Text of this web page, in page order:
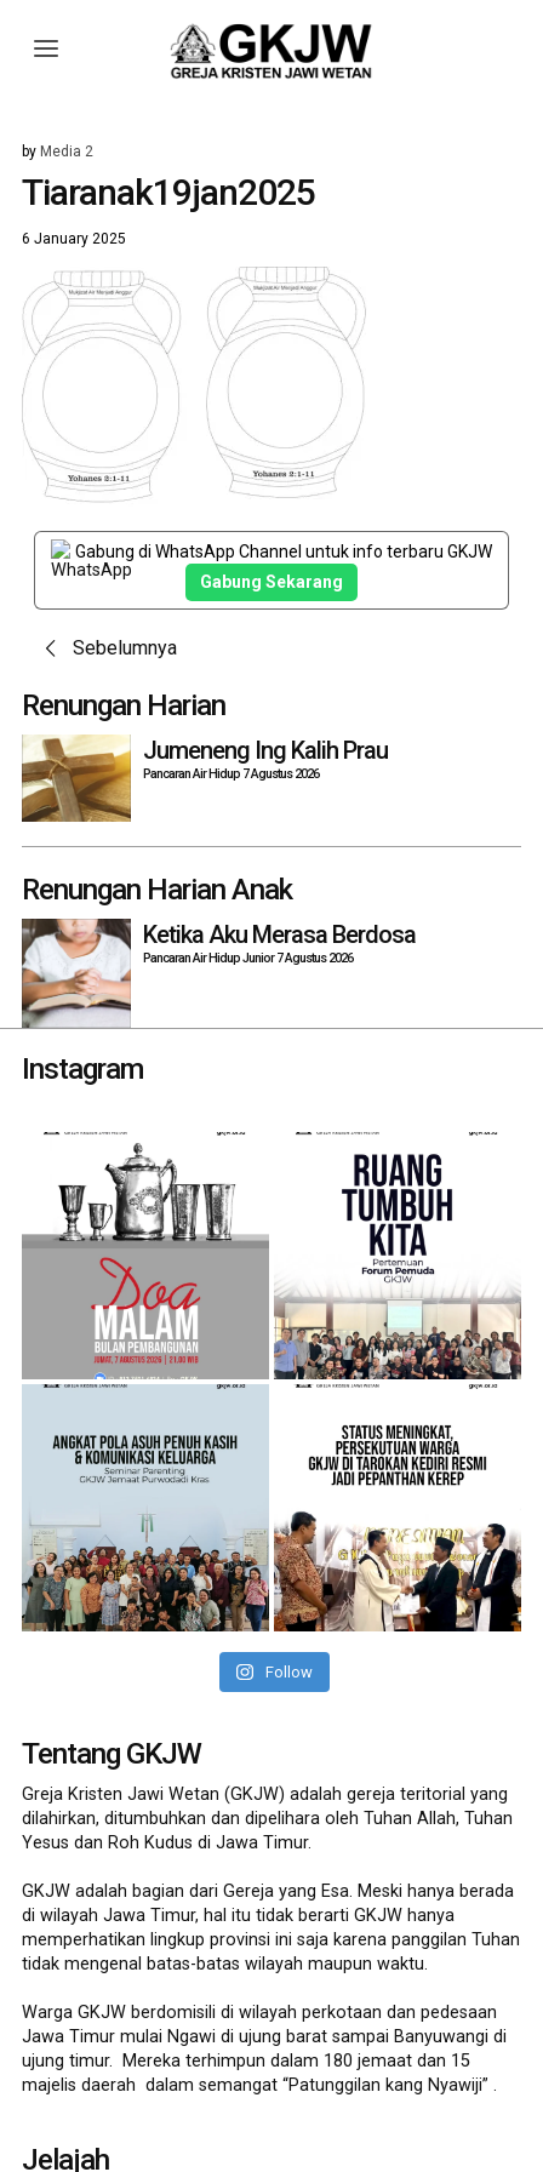
by Media 2
Tiaranak19jan2025
6 January 2025
Gabung di WhatsApp Channel untuk info terbaru GKJW
Gabung Sekarang
Post
navigation
Sebelumnya
Renungan Harian
Jumeneng Ing Kalih Prau
Pancaran Air Hidup 7 Agustus 2026
Renungan Harian Anak
Ketika Aku Merasa Berdosa
Pancaran Air Hidup Junior 7 Agustus 2026
Instagram
Follow
Tentang GKJW
Greja Kristen Jawi Wetan (GKJW) adalah gereja teritorial yang
dilahirkan, ditumbuhkan dan dipelihara oleh Tuhan Allah, Tuhan
Yesus dan Roh Kudus di Jawa Timur.
GKJW adalah bagian dari Gereja yang Esa. Meski hanya berada
di wilayah Jawa Timur, hal itu tidak berarti GKJW hanya
memperhatikan lingkup provinsi ini saja karena panggilan Tuhan
tidak mengenal batas-batas wilayah maupun waktu.
Warga GKJW berdomisili di wilayah perkotaan dan pedesaan
Jawa Timur mulai Ngawi di ujung barat sampai Banyuwangi di
ujung timur. Mereka terhimpun dalam 180 jemaat dan 15
majelis daerah dalam semangat “Patunggilan kang Nyawiji” .
Jelajah